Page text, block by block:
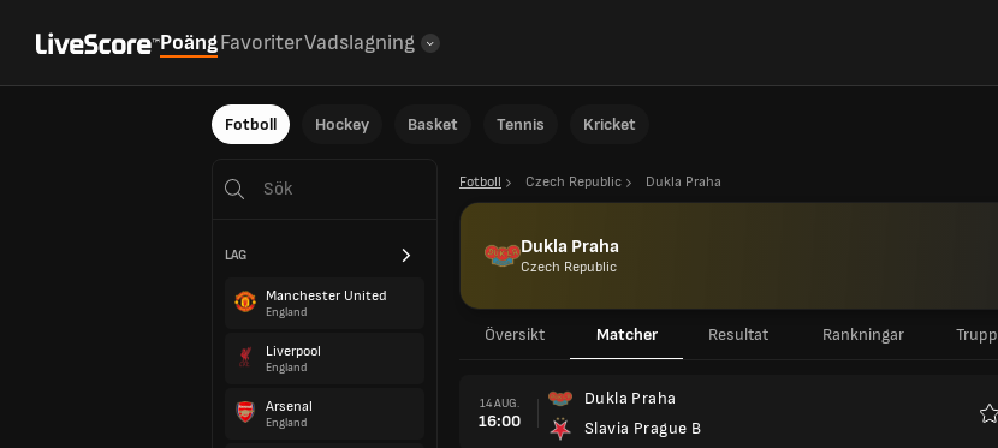
PoängFavoriterVadslagning
Fotboll Hockey Basket Tennis Kricket
LAG
Manchester United
England
Liverpool
England
Arsenal
England
Fotboll Czech Republic Dukla Praha
Dukla Praha
Czech Republic
Översikt Matcher Resultat Rankningar Trupp
14 AUG.
16:00
Dukla Praha
Slavia Prague B